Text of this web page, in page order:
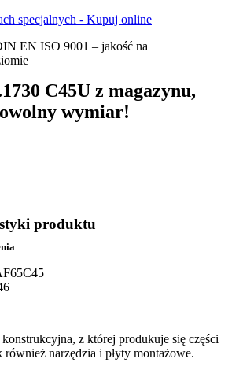
C45U z magazynu,
wymiar!
produktu
z której produkuje się części
narzędzia i płyty montażowe.